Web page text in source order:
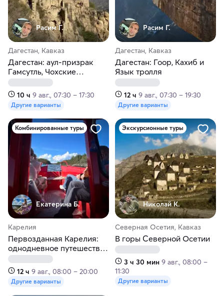
Расим Г.
Дагестан, Кавказ
Дагестан: аул-призрак
Гамсутль, Чохские
террасы и Салтинский
водопад
10 ч 9 авг., 07:30 – 17:30
Другие варианты
Расим Г.
Дагестан, Кавказ
Дагестан: Гоор, Кахиб и
Язык тролля
12 ч 9 авг., 07:30 – 19:30
Другие варианты
Комбинированные туры
Екатерина Б.
Карелия
Первозданная Карелия:
однодневное путешествие
с прогулкой по
Ладожским шхерам
12 ч 9 авг., 08:00 – 20:00
Другие варианты
Экскурсионные туры
Николай К.
Северная Осетия, Кавказ
В горы Северной Осетии
3 ч 30 мин 9 авг., 08:00 –
11:30
Другие варианты